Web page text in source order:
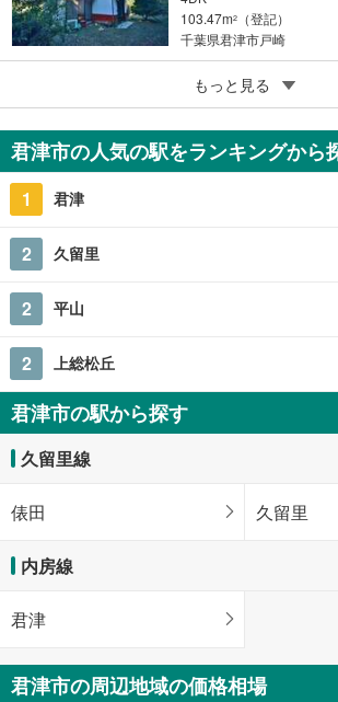
103.47m2
（登記）
千葉県君津市戸崎
成約でもらえる
君津市久保2丁目
1億3,500万円
7SLDK
もっと見る
君津市の人気の駅をランキングから
1 君津
2 久留里
2 平山
2 上総松丘
君津市の駅から探す
久留里線
俵田 久留里
内房線
君津
君津市の周辺地域の価格相場